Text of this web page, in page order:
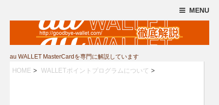
MENU
au WALLET MasterCardを専門に解説しています
HOME > WALLETポイントプログラムについて >